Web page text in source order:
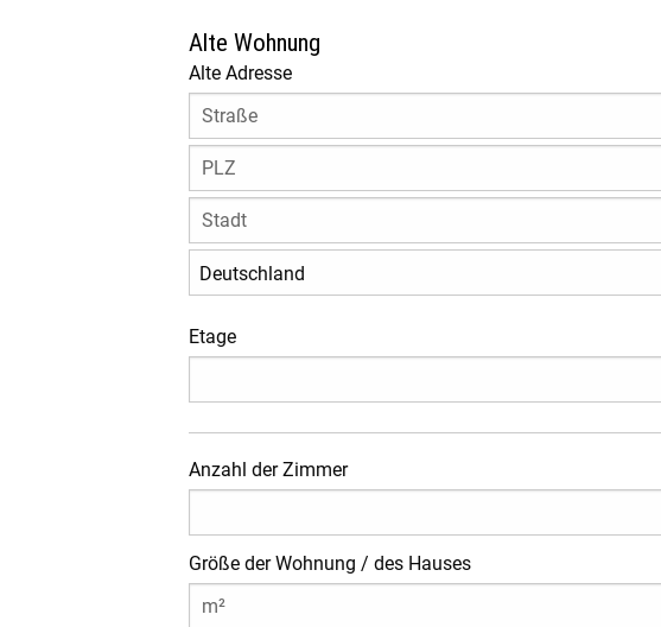
Alte Wohnung
Alte Adresse
Etage
Anzahl der Zimmer
Größe der Wohnung / des Hauses